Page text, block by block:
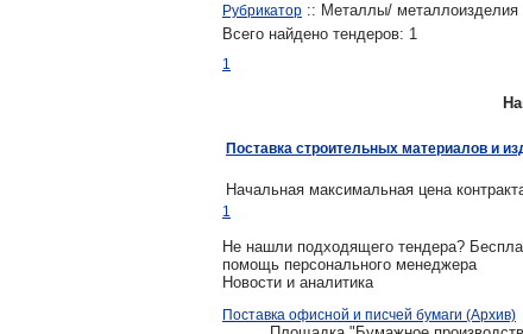
Рубрикатор :: Металлы/ металлоизделия
Всего найдено тендеров: 1
1
Поставка строительных материалов и
Начальная максимальная цена
1
Не нашли подходящего тендера?
помощь персонального менеджера
Новости и аналитика
Поставка офисной и писчей бумаги (Архив)